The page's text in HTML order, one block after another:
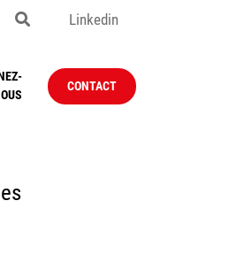
Linkedin
CONTACT